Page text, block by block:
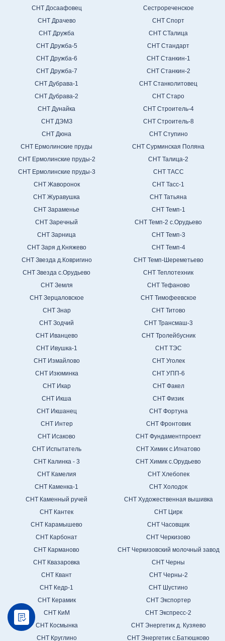
СНТ Досаафовец
СНТ Драчево
СНТ Дружба
СНТ Дружба-5
СНТ Дружба-6
СНТ Дружба-7
СНТ Дубрава-1
СНТ Дубрава-2
СНТ Дунайка
СНТ ДЭМЗ
СНТ Дюна
СНТ Ермолинские пруды
СНТ Ермолинские пруды-2
СНТ Ермолинские пруды-3
СНТ Жаворонок
СНТ Журавушка
СНТ Зараменье
СНТ Заречный
СНТ Зарница
СНТ Заря д.Княжево
СНТ Звезда д.Ковригино
СНТ Звезда с.Орудьево
СНТ Земля
СНТ Зерцаловское
СНТ Знар
СНТ Зодчий
СНТ Иванцево
СНТ Ивушка-1
СНТ Измайлово
СНТ Изюминка
СНТ Икар
СНТ Икша
СНТ Икшанец
СНТ Интер
СНТ Исаково
СНТ Испытатель
СНТ Калинка - 3
СНТ Камелия
СНТ Каменка-1
СНТ Каменный ручей
СНТ Кантек
СНТ Карамышево
СНТ Карбонат
СНТ Карманово
СНТ Квазаровка
СНТ Квант
СНТ Кедр-1
СНТ Керамик
СНТ КиМ
СНТ Космынка
СНТ Круглино
Сестрореченское
СНТ Спорт
СНТ СТалица
СНТ Стандарт
СНТ Станкин-1
СНТ Станкин-2
СНТ Станколитовец
СНТ Старо
СНТ Строитель-4
СНТ Строитель-8
СНТ Ступино
СНТ Сурминская Поляна
СНТ Талица-2
СНТ ТАСС
СНТ Тасс-1
СНТ Татьяна
СНТ Темп-1
СНТ Темп-2 с.Орудьево
СНТ Темп-3
СНТ Темп-4
СНТ Темп-Шереметьево
СНТ Теплотехник
СНТ Тефаново
СНТ Тимофеевское
СНТ Титово
СНТ Трансмаш-3
СНТ Тролейбусник
СНТ ТЭС
СНТ Уголек
СНТ УПП-6
СНТ Факел
СНТ Физик
СНТ Фортуна
СНТ Фронтовик
СНТ Фундаментпроект
СНТ Химик с.Игнатово
СНТ Химик с.Орудьево
СНТ Хлебопек
СНТ Холодок
СНТ Художественная вышивка
СНТ Цирк
СНТ Часовщик
СНТ Черкизово
СНТ Черкизовский молочный завод
СНТ Черны
СНТ Черны-2
СНТ Шустино
СНТ Экспортер
СНТ Экспресс-2
СНТ Энергетик д. Кузяево
СНТ Энергетик с.Батюшково